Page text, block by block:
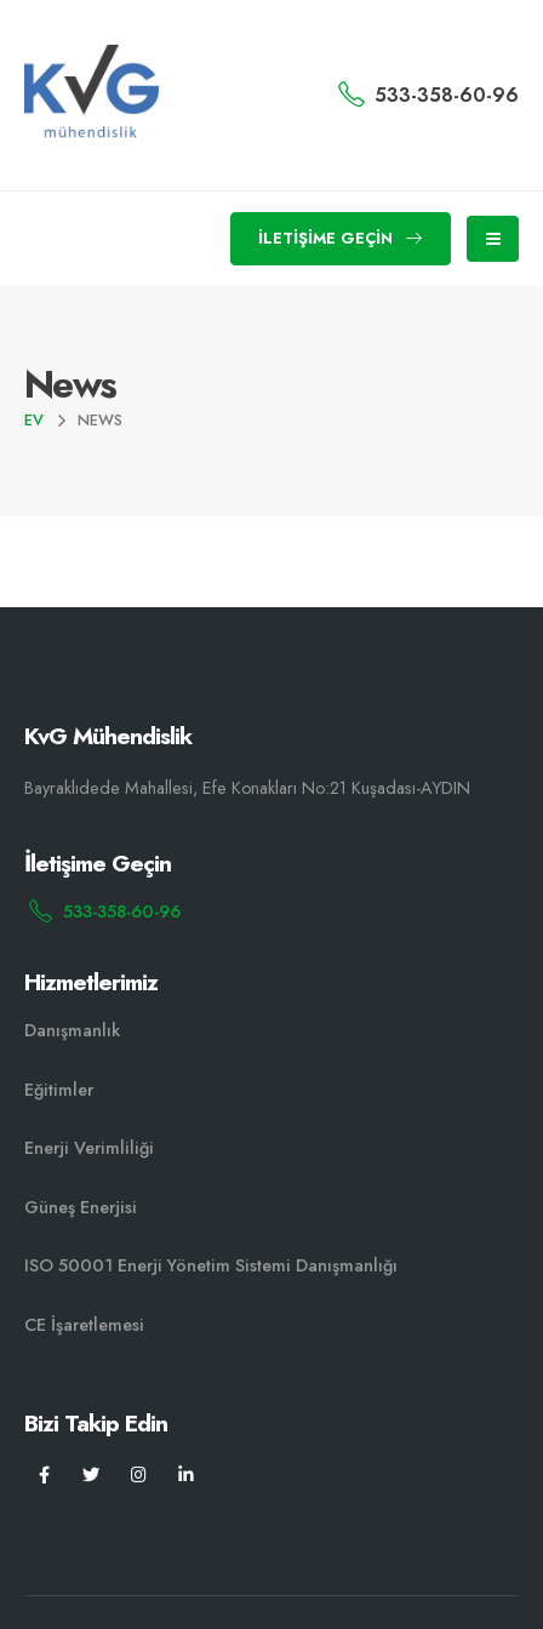
533-358-60-96
İLETIŞIME GEÇIN
News
EV NEWS
KvG Mühendislik
Bayraklıdede Mahallesi, Efe Konakları No:21 Kuşadası-AYDIN
İletişime Geçin
533-358-60-96
Hizmetlerimiz
Danışmanlık
Eğitimler
Enerji Verimliliği
Güneş Enerjisi
ISO 50001 Enerji Yönetim Sistemi Danışmanlığı￼
CE İşaretlemesi
Bizi Takip Edin